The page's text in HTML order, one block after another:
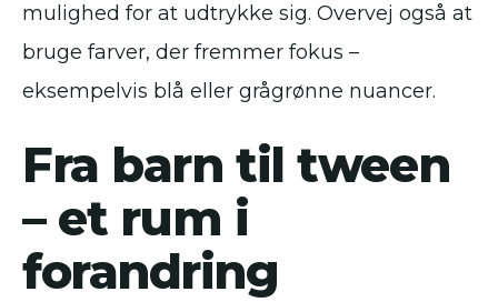
mulighed for at udtrykke sig. Overvej også at
bruge farver, der fremmer fokus –
eksempelvis blå eller grågrønne nuancer.
Fra barn til tween
– et rum i
forandring